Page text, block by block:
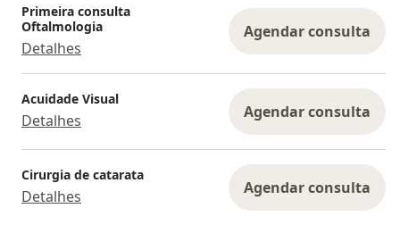
Primeira consulta
Oftalmologia
Detalhes
Agendar consulta
Acuidade Visual
Detalhes Agendar consulta
Cirurgia de catarata
Detalhes Agendar consulta